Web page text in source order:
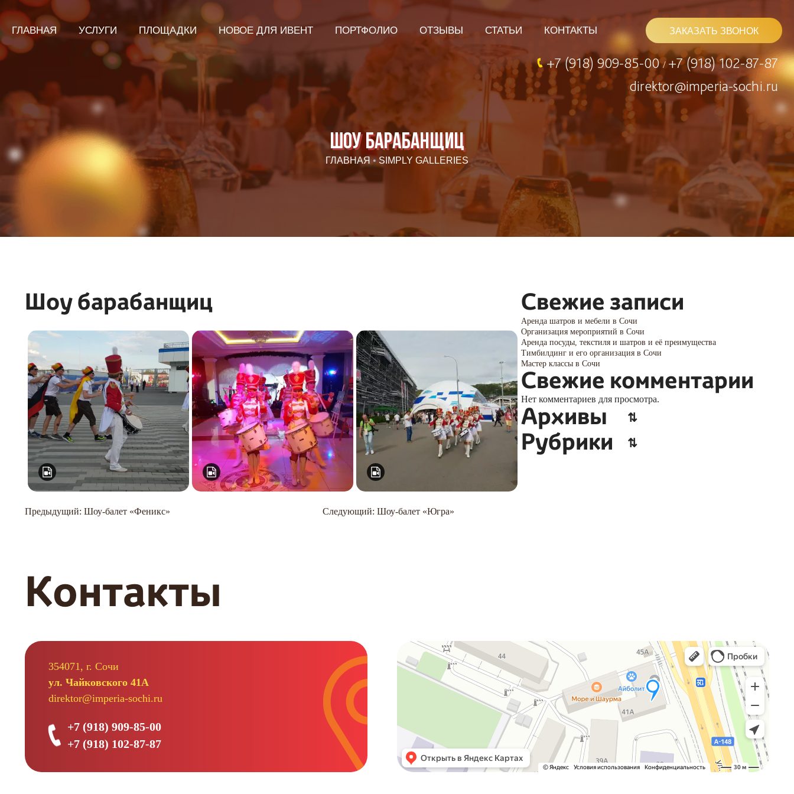
ГЛАВНАЯ УСЛУГИ ПЛОЩАДКИ НОВОЕ ДЛЯ ИВЕНТ ПОРТФОЛИО ОТЗЫВЫ СТАТЬИ КОНТАКТЫ ЗАКАЗАТЬ ЗВОНОК
+7 (918) 909-85-00/ +7 (918) 102-87-87
direktor@imperia-sochi.ru
Шоу барабанщиц
ГЛАВНАЯ • SIMPLY GALLERIES
Шоу барабанщиц
Навигация
записям
Предыдущий: Шоу-балет «Феникс» Следующий: Шоу-балет «Югра»
Свежие записи
Аренда шатров и мебели в Сочи
Организация мероприятий в Сочи
Аренда посуды, текстиля и шатров и её преимущества
Тимбилдинг и его организация в Сочи
Мастер классы в Сочи
Свежие комментарии
Нет комментариев для просмотра.
Архивы
Рубрики
Контакты
354071, г. Сочи
ул. Чайковского 41А
direktor@imperia-sochi.ru
+7 (918) 909-85-00
+7 (918) 102-87-87
Я даю согласие ООО «Империя-Сочи» на обработку моих
персональных данных в целях рассмотрения моего
обращения согласноПолитике обработки персональных
Согласию на обработку персональных данных